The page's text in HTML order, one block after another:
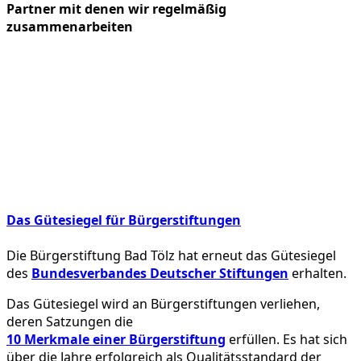
Partner mit denen wir regelmäßig
zusammenarbeiten
Das Gütesiegel für Bürgerstiftungen
Die Bürgerstiftung Bad Tölz hat erneut das Gütesiegel
des Bundesverbandes Deutscher Stiftungen erhalten.
Das Gütesiegel wird an Bürgerstiftungen verliehen,
deren Satzungen die
10 Merkmale einer Bürgerstiftung erfüllen. Es hat sich
über die Jahre erfolgreich als Qualitätsstandard der